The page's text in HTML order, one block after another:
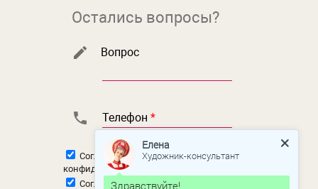
Остались вопросы?
Вопрос
Телефон *
Согласен с политикой
конфиденциальности
Согласен наобработку персональных
Елена
Художник-консультант
Здравствуйте!